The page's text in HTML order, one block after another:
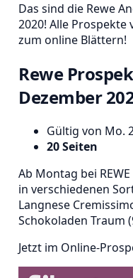
Das sind die Rewe
2020! Alle Prospekte
zum online Blättern!
Rewe
Dezember
Gültig von Mo.
20 Seiten
Ab Montag bei
in verschiedenen
Langnese
Schokoladen Traum
Jetzt im Online-